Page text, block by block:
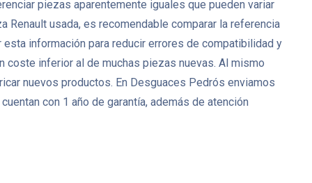
piezas aparentemente iguales que pueden variar
usada, es recomendable comparar la referencia
información para reducir errores de compatibilidad y
coste inferior al de muchas piezas nuevas. Al mismo
nuevos productos. En Desguaces Pedrós enviamos
con 1 año de garantía, además de atención